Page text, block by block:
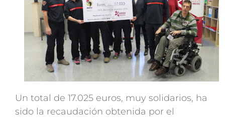
Un total de 17.025 euros, muy solidarios, ha
sido la recaudación obtenida por el